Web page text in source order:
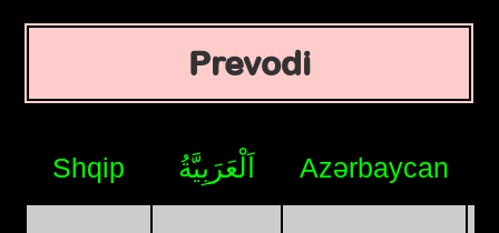
Prevodi
Shqip اَلْعَرَبِيَّةُ Azərbaycan